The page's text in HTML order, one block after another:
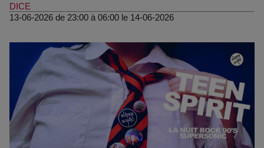
DICE
13-06-2026 de 23:00 à 06:00 le 14-06-2026